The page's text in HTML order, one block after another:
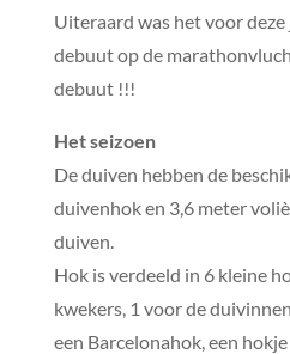
Uiteraard was het voor
debuut op de
debuut !!!
Het seizoen
De duiven hebben de
duivenhok en 3,6 meter
duiven.
Hok is verdeeld in 6 kleine
kwekers, 1 voor de
een Barcelonahok, een